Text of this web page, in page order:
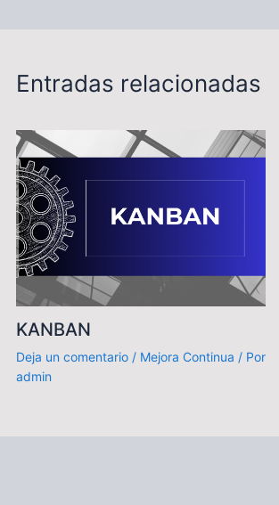
Entradas relacionadas
KANBAN
Deja un comentario / Mejora Continua / Por
admin